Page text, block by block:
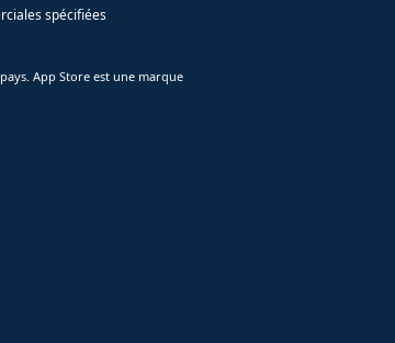
spécifiées
App Store est une marque